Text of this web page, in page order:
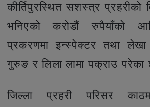
कीर्तिपुरस्थित सशस्त्र प्रहरीको
भनिएको करोडौं रुपैयाँको
प्रकरणमा इन्स्पेक्टर तथा
गुरुङ र लिला लामा पक्राउ परेका
जिल्ला प्रहरी परिसर